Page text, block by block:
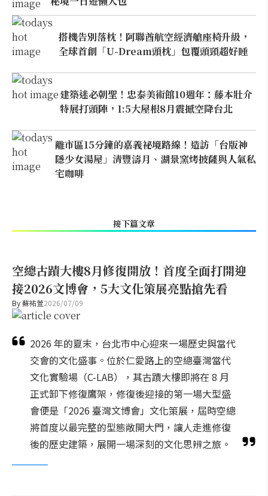
搭機告別落枕！阿聯酋航空經濟艙座椅升級，
全球首創「U-Dream頭枕」包覆頭頸超好睡
建築迷必朝聖！忠泰美術館10週年：藤本壯介
特展打頭陣，1:5大屋根8月震撼空降台北
離市區15分鐘的嘉義祕境路線！造訪「台版神
隱少女湯屋」清豐濤月、湖景窯烤披薩與人氣私
宅咖啡
接下篇文章
空總古蹟大樓8月修復開放！首度全面打開迎
接2026文博會，5大文化策展亮點搶先看
By蘇祐萱2026/07/09
2026 年的夏末，台北市中心迎來一場歷史與當代
交會的文化盛事。位於仁愛路上的空總臺灣當代
文化實驗場（C-LAB），其古蹟大樓即將在 8 月
正式卸下修復鷹架，修復後迎接的第一場大型盛
會便是「2026 臺灣文博會」文化策展，屆時空總
將首度以最完整的型態敞開大門，讓人走進修復
後的歷史建築，展開一場深刻的文化思辨之旅。